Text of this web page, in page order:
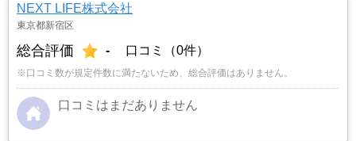
NEXT LIFE株式会社
東京都新宿区
総合評価 - 口コミ（0件）
※口コミ数が規定件数に満たないため、総合評価はありません。
口コミはまだありません